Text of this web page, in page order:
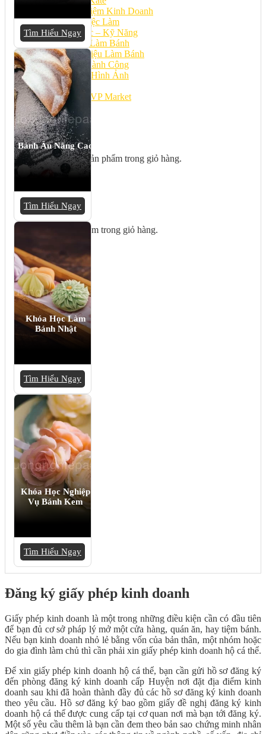
Kinh Nghiệm Kinh Doanh
Cơ Hội Việc Làm
Kiến Thức – Kỹ Năng
Dụng Cụ Làm Bánh
Nguyên Liệu Làm Bánh
Gương Thành Công
Thư Viện Hình Ảnh
Hỏi Đáp
Siêu thị ĐVP Market
Việc Làm
Chưa có sản phẩm trong giỏ hàng.
Giỏ hàng
Chưa có sản phẩm trong giỏ hàng.
Tìm Hiểu Ngay
Bánh Âu Nâng Cao
Tìm Hiểu Ngay
Khóa Học Làm
Bánh Nhật
Tìm Hiểu Ngay
Khóa Học Nghiệp
Vụ Bánh Kem
Tìm Hiểu Ngay
Đăng ký giấy phép kinh doanh
Giấy phép kinh doanh là một trong những điều kiện cần có đầu tiên
để bạn đủ cơ sở pháp lý mở một cửa hàng, quán ăn, hay tiệm bánh.
Nếu bạn kinh doanh nhỏ lẻ bằng vốn của bản thân, một nhóm hoặc
do gia đình làm chủ thì cần phải xin giấy phép kinh doanh hộ cá thể.
Để xin giấy phép kinh doanh hộ cá thể, bạn cần gửi hồ sơ đăng ký
đến phòng đăng ký kinh doanh cấp Huyện nơi đặt địa điểm kinh
doanh sau khi đã hoàn thành đầy đủ các hồ sơ đăng ký kinh doanh
theo yêu cầu. Hồ sơ đăng ký bao gồm giấy đề nghị đăng ký kinh
doanh hộ cá thể được cung cấp tại cơ quan nơi mà bạn tới đăng ký.
Một số yêu cầu thêm là bạn cần đem theo bản sao chứng minh nhân